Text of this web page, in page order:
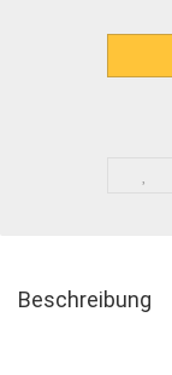
Beschreibung